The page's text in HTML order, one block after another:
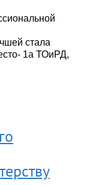
стала
1а ТОиРД,